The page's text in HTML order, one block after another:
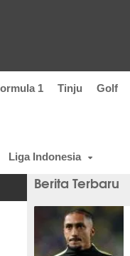
1 Tinju Golf
Liga Indonesia
Berita Terbaru